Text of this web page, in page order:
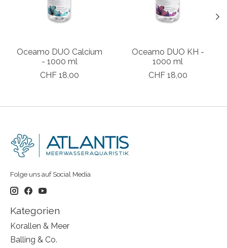
Oceamo DUO Calcium
- 1000 ml
CHF 18,00
Oceamo DUO KH -
1000 ml
CHF 18,00
Folge uns auf Social Media
Kategorien
Korallen & Meer
Balling & Co.